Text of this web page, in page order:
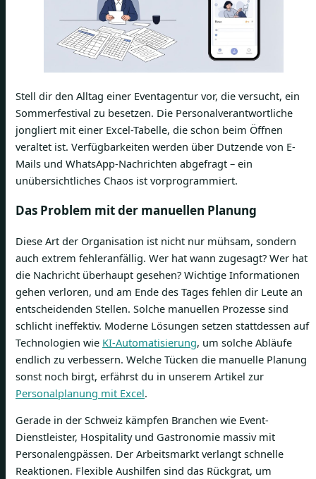
Stell dir den Alltag einer Eventagentur vor, die versucht, ein
Sommerfestival zu besetzen. Die Personalverantwortliche
jongliert mit einer Excel-Tabelle, die schon beim Öffnen
veraltet ist. Verfügbarkeiten werden über Dutzende von E-
Mails und WhatsApp-Nachrichten abgefragt – ein
unübersichtliches Chaos ist vorprogrammiert.
Das Problem mit der manuellen Planung
Diese Art der Organisation ist nicht nur mühsam, sondern
auch extrem fehleranfällig. Wer hat wann zugesagt? Wer hat
die Nachricht überhaupt gesehen? Wichtige Informationen
gehen verloren, und am Ende des Tages fehlen dir Leute an
entscheidenden Stellen. Solche manuellen Prozesse sind
schlicht ineffektiv. Moderne Lösungen setzen stattdessen auf
Technologien wie KI-Automatisierung, um solche Abläufe
endlich zu verbessern. Welche Tücken die manuelle Planung
sonst noch birgt, erfährst du in unserem Artikel zur
Personalplanung mit Excel.
Gerade in der Schweiz kämpfen Branchen wie Event-
Dienstleister, Hospitality und Gastronomie massiv mit
Personalengpässen. Der Arbeitsmarkt verlangt schnelle
Reaktionen. Flexible Aushilfen sind das Rückgrat, um